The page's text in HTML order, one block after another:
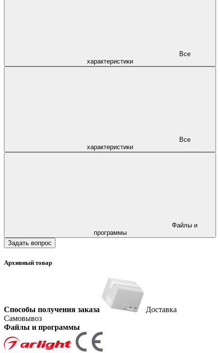
характеристики
характеристики
программы
Задать вопрос
Архивный товар
Способы получения заказа
Доставка
Самовывоз
Файлы и программы